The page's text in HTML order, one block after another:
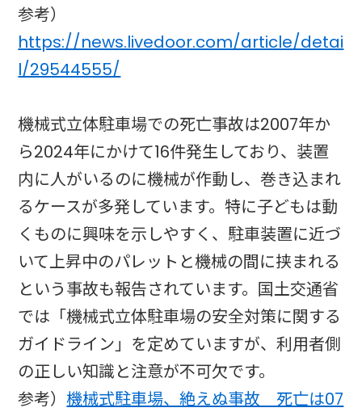
参考）
https://news.livedoor.com/article/detai
l/29544555/
機械式立体駐車場での死亡事故は2007年か
ら2024年にかけて16件発生しており、装置
内に人がいるのに機械が作動し、巻き込まれ
るケースが多発しています。特に子どもは動
くものに興味を示しやすく、駐車装置に近づ
いて上昇中のパレットと機械の間に挟まれる
という事故も報告されています。国土交通省
では「機械式立体駐車場の安全対策に関する
ガイドライン」を定めていますが、利用者側
の正しい知識と注意が不可欠です。
参考）機械式駐車場、絶えぬ事故 死亡は07